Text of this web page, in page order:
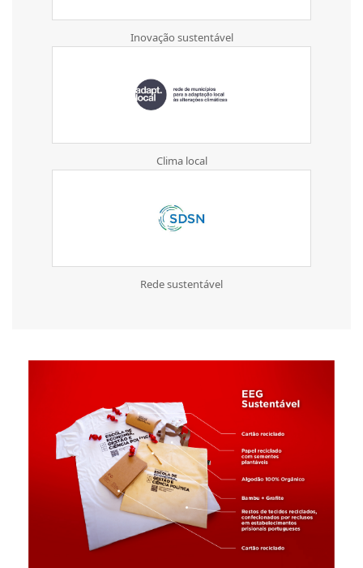
Inovação sustentável
Clima local
Rede sustentável